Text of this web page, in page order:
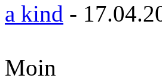
a kind -
Moin